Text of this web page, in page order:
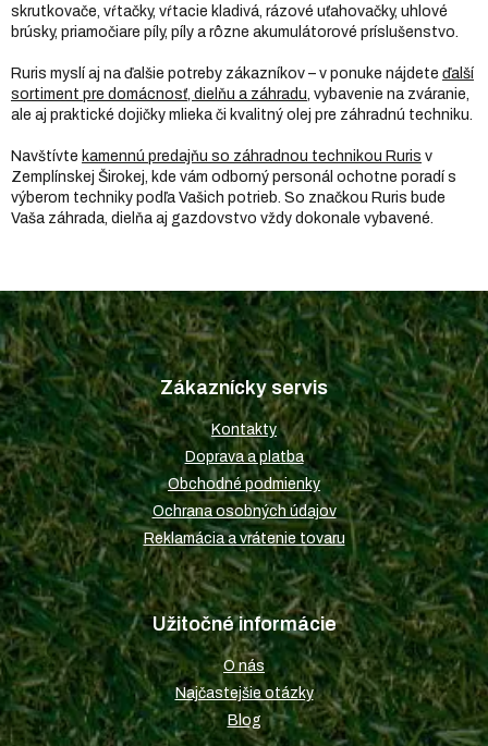
skrutkovače, vŕtačky, vŕtacie kladivá, rázové uťahovačky, uhlové
brúsky, priamočiare píly, píly a rôzne akumulátorové príslušenstvo.
Ruris myslí aj na ďalšie potreby zákazníkov – v ponuke nájdete ďalší
sortiment pre domácnosť, dielňu a záhradu , vybavenie na zváranie,
ale aj praktické dojičky mlieka či kvalitný olej pre záhradnú techniku.
Navštívte kamennú predajňu so záhradnou technikou Ruris v
Zemplínskej Širokej, kde vám odborný personál ochotne poradí s
výberom techniky podľa Vašich potrieb. So značkou Ruris bude
Vaša záhrada, dielňa aj gazdovstvo vždy dokonale vybavené.
Z
á
p
ä
t
i
e
Zákaznícky servis
Kontakty
Doprava a platba
Obchodné podmienky
Ochrana osobných údajov
Reklamácia a vrátenie tovaru
Užitočné informácie
O nás
Najčastejšie otázky
Blog